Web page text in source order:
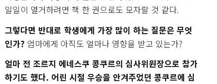
일일이 열거하려면 책 한 권으로도 모자랄 것 같다.
그렇다면 반대로 학생에게 가장 많이 하는 질문은 무엇
인가? 엄마에게 아직도 얼마나 영향을 받고 있는가?
얼마 전 조르지 에네스쿠 콩쿠르의 심사위원장으로 참가
하기도 했다. 어린 시절 우승을 안겨주었던 콩쿠르에 심